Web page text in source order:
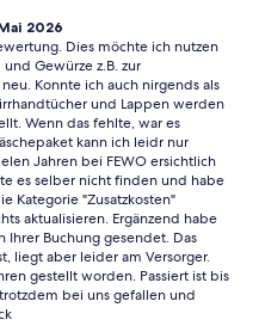
auch bei gutem Wetter nicht
schön und die
2026
Dies möchte ich nutzen
Gewürze z.B. zur
Konnte ich auch nirgends als
und Lappen werden
Wenn das fehlte, war es
kann ich leidr nur
Jahren bei FEWO ersichtlich
es selber nicht finden und habe
Kategorie "Zusatzkosten"
aktualisieren. Ergänzend habe
Ihrer Buchung gesendet. Das
liegt aber leider am Versorger.
gestellt worden. Passiert ist bis
bei uns gefallen und